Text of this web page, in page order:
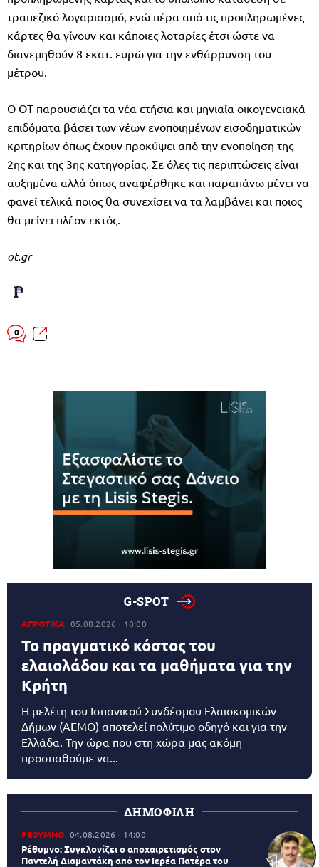
τραπεζικό λογαριασμό, ενώ πέρα από τις προπληρωμένες
κάρτες θα γίνουν και κάποιες λοταρίες έτσι ώστε να
διανεμηθούν 8 εκατ. ευρώ για την ενθάρρυνση του
μέτρου.
Ο ΟΤ παρουσιάζει τα νέα ετήσια και μηνιαία οικογενειακά
επιδόματα βάσει των νέων ενοποιημένων εισοδηματικών
κριτηρίων όπως έχουν προκύψει από την ενοποίηση της
2ης και της 3ης κατηγορίας. Σε όλες τις περιπτώσεις είναι
αυξημένα αλλά όπως αναφέρθηκε και παραπάνω μένει να
φανεί τελικά ποιος θα συνεχίσει να τα λαμβάνει και ποιος
θα μείνει πλέον εκτός.
ot.gr
0
G-SPOT
ΑΓΡΟΤΙΚΑ 05.08.2026 10:00
Το πραγματικό κόστος του
ελαιολάδου και τα μαθήματα για την
Κρήτη
Η μελέτη του Ισπανικού Συνδέσμου Ελαιοκομικών
Δήμων (AEMO) αποτελεί πολύτιμο οδηγό και για την
Ελλάδα. Την ώρα που στη χώρα μας ακόμη
προσπαθούμε να...
ΔΗΜΟΦΙΛΗ
ΡΕΘΥΜΝΟ 04.08.2026 14:00
Ρέθυμνο: Συγκλονίζει ο αποχαιρετισμός στον
Παντελή Διαμαντάκη από τον Ιερέα Πατέρα του